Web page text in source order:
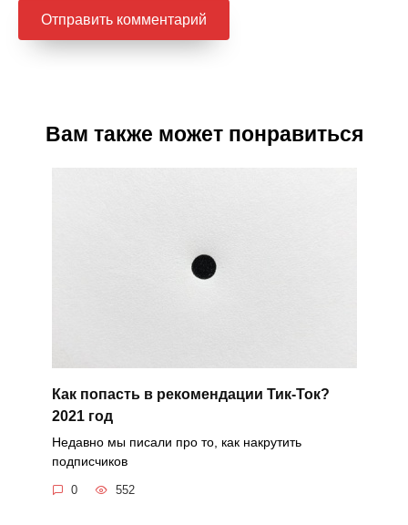
Вам также может понравиться
Как попасть в рекомендации Тик-Ток?
2021 год
Недавно мы писали про то, как накрутить
подписчиков
0 552